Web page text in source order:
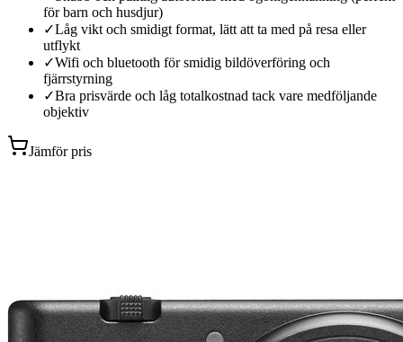
för barn och husdjur)
✓Låg vikt och smidigt format, lätt att ta med på resa eller
utflykt
✓Wifi och bluetooth för smidig bildöverföring och
fjärrstyrning
✓Bra prisvärde och låg totalkostnad tack vare medföljande
objektiv
Jämför pris